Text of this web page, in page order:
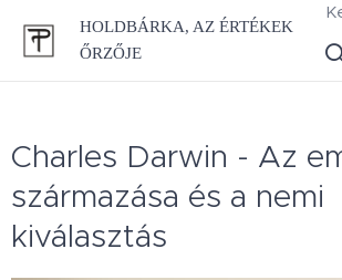
HOLDBÁRKA, AZ ÉRTÉKEK
ŐRZŐJE
Charles Darwin - Az
származása és a nemi
kiválasztás